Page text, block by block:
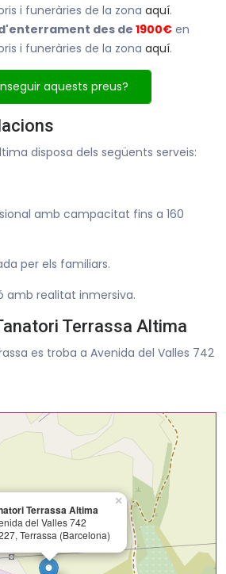
i funeràries de la zona aquí.
des de1900€ en
i funeràries de la zona aquí.
aquests preus?
disposa dels següents serveis:
amb campacitat fins a 160
per els familiars.
amb realitat inmersiva.
Terrassa Altima
es troba a Avenida del Valles 742
Terrassa Altima
del Valles 742
Terrassa (Barcelona)
×